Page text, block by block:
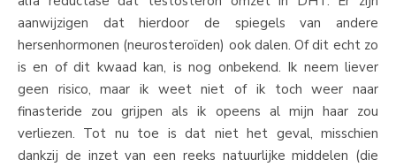
aanwijzigen dat hierdoor de spiegels van andere
hersenhormonen (neurosteroïden) ook dalen. Of dit echt zo
is en of dit kwaad kan, is nog onbekend. Ik neem liever
geen risico, maar ik weet niet of ik toch weer naar
finasteride zou grijpen als ik opeens al mijn haar zou
verliezen. Tot nu toe is dat niet het geval, misschien
dankzij de inzet van een reeks natuurlijke middelen (die